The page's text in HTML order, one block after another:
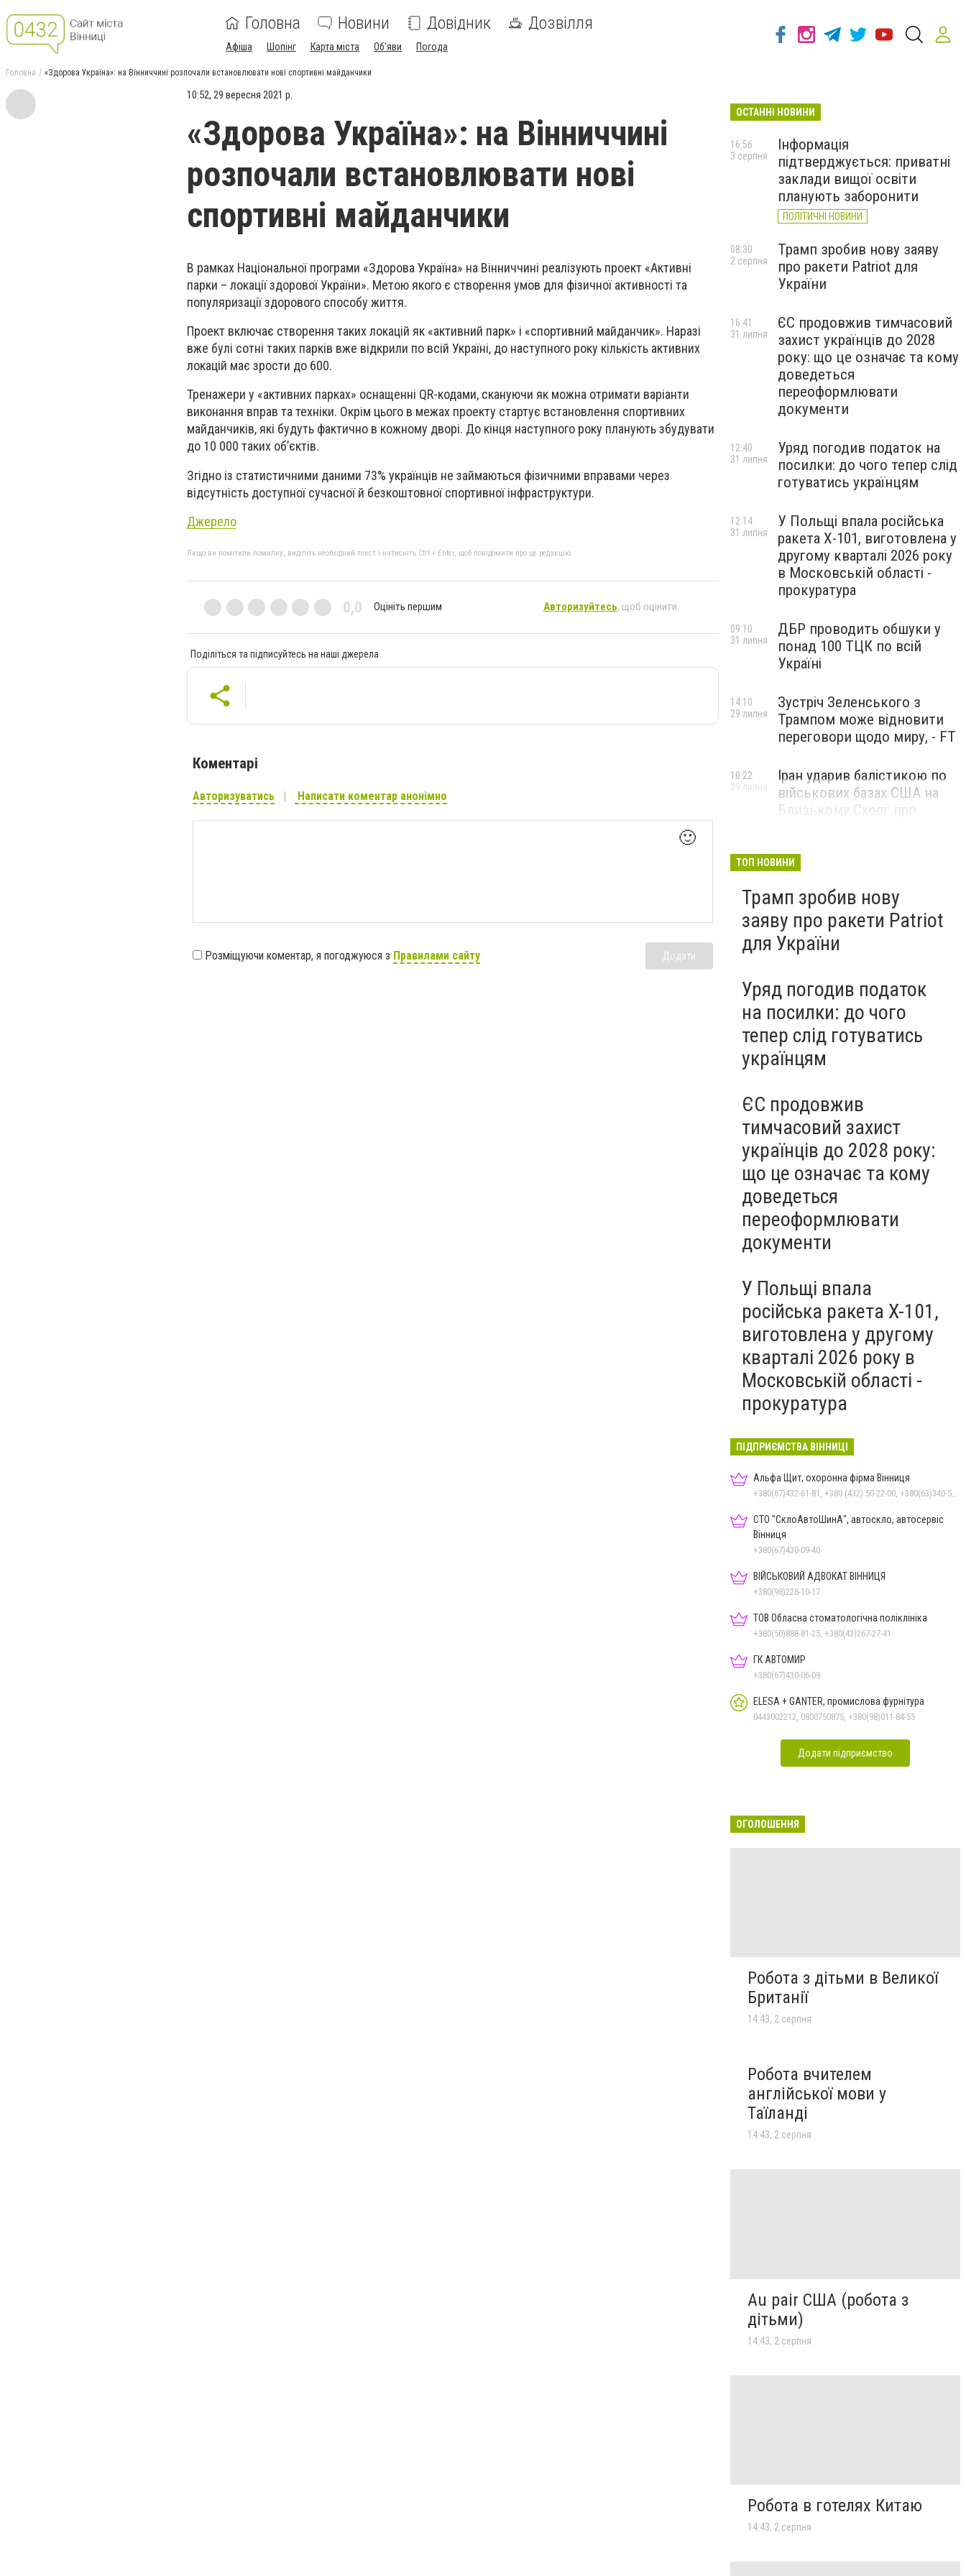
Головна Новини Довідник Дозвілля
Афіша Шопінг Карта міста Об'яви Погода
Головна «Здорова Україна»: на Вінниччині розпочали встановлювати нові спортивні майданчики
10:52, 29 вересня 2021 р.
«Здорова Україна»: на Вінниччині
розпочали встановлювати нові
спортивні майданчики
В рамках Національної програми «Здорова Україна» на Вінниччині реалізують проект «Активні
парки – локації здорової України». Метою якого є створення умов для фізичної активності та
популяризації здорового способу життя.
Проект включає створення таких локацій як «активний парк» і «спортивний майданчик». Наразі
вже булі сотні таких парків вже відкрили по всій Україні, до наступного року кількість активних
локацій має зрости до 600.
Тренажери у «активних парках» оснащенні QR-кодами, скануючи як можна отримати варіанти
виконання вправ та техніки. Окрім цього в межах проекту стартує встановлення спортивних
майданчиків, які будуть фактично в кожному дворі. До кінця наступного року планують збудувати
до 10 000 таких об’єктів.
Згідно із статистичними даними 73% українців не займаються фізичними вправами через
відсутність доступної сучасної й безкоштовної спортивної інфраструктури.
Джерело
Якщо ви помітили помилку, виділіть необхідний текст і натисніть Ctrl + Enter, щоб повідомити про це редакцію
0,0 Оцініть першим Авторизуйтесь, щоб оцінити
Поділіться та підписуйтесь на наші джерела
Коментарі
Авторизуватись Написати коментар анонімно
🙂
Розміщуючи коментар, я погоджуюся з Правилами сайту Додати
ОСТАННІ НОВИНИ
Інформація
підтверджується: приватні
заклади вищої освіти
планують заборонити
ПОЛІТИЧНІ НОВИНИ
16:56
3 серпня
Трамп зробив нову заяву
про ракети Patriot для
України
08:30
2 серпня
ЄС продовжив тимчасовий
захист українців до 2028
року: що це означає та кому
доведеться
переоформлювати
документи
16:41
31 липня
Уряд погодив податок на
посилки: до чого тепер слід
готуватись українцям
12:40
31 липня
У Польщі впала російська
ракета X-101, виготовлена у
другому кварталі 2026 року
в Московській області -
прокуратура
12:14
31 липня
ДБР проводить обшуки у
понад 100 ТЦК по всій
Україні
09:10
31 липня
Зустріч Зеленського з
Трампом може відновити
переговори щодо миру, - FT
14:10
29 липня
Іран ударив балістикою по
військових базах США на
Близькому Сході: про
10:22
29 липня
ТОП НОВИНИ
Трамп зробив нову
заяву про ракети Patriot
для України
Уряд погодив податок
на посилки: до чого
тепер слід готуватись
українцям
ЄС продовжив
тимчасовий захист
українців до 2028 року:
що це означає та кому
доведеться
переоформлювати
документи
У Польщі впала
російська ракета X-101,
виготовлена у другому
кварталі 2026 року в
Московській області -
прокуратура
ПІДПРИЄМСТВА ВІННИЦІ
Альфа Щит, охоронна фірма Вінниця
+380(67)432-61-81, +380 (432) 50-22-00, +380(63)340-58-58
СТО "СклоАвтоШинА", автоскло, автосервіс
Вінниця
+380(67)430-09-40
ВІЙСЬКОВИЙ АДВОКАТ ВІННИЦЯ
+380(98)228-10-17
ТОВ Обласна стоматологічна поліклініка
+380(50)888-81-25, +380(43)267-27-41
ГК АВТОМИР
+380(67)430-06-09
ELESA + GANTER, промислова фурнітура
0443002212, 0800750875, +380(98)011-84-55
Додати підприємство
ОГОЛОШЕННЯ
Робота з дітьми в Великої
Британії
14:43, 2 серпня
Робота вчителем
англійської мови у
Таїланді
14:43, 2 серпня
Au pair США (робота з
дітьми)
14:43, 2 серпня
Робота в готелях Китаю
14:43, 2 серпня